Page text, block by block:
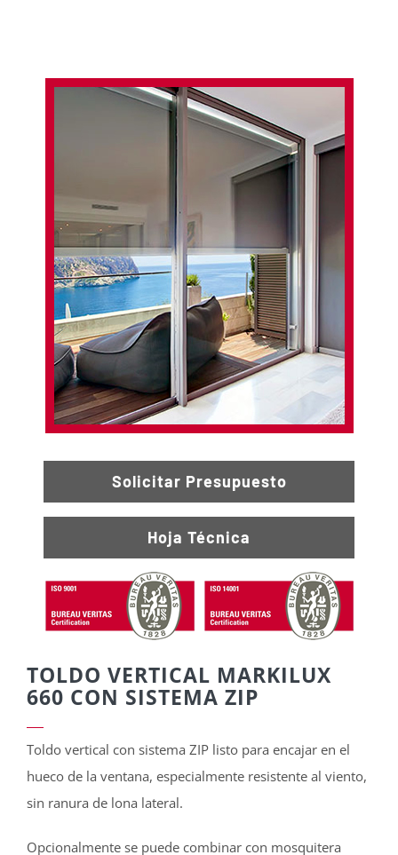
Solicitar Presupuesto
Hoja Técnica
TOLDO VERTICAL MARKILUX
660 CON SISTEMA ZIP
Toldo vertical con sistema ZIP listo para encajar en el
hueco de la ventana, especialmente resistente al viento,
sin ranura de lona lateral.
Opcionalmente se puede combinar con mosquitera